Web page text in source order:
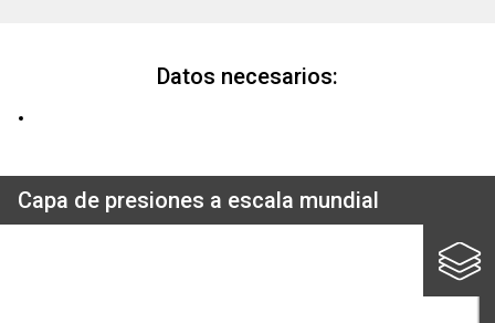
Datos necesarios:
Capa de presiones a escala mundial